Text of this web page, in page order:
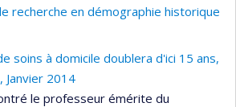
recherche en démographie historique
soins à domicile doublera d'ici 15 ans,
Janvier 2014
le professeur émérite du